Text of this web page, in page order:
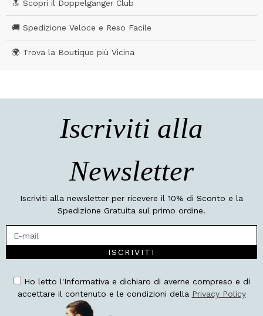
🔝 Scopri il Doppelgänger Club
🚚 Spedizione Veloce e Reso Facile
🌍 Trova la Boutique più Vicina
Iscriviti alla
Newsletter
Iscriviti alla newsletter per ricevere il 10% di Sconto e la
Spedizione Gratuita sul primo ordine.
ISCRIVITI
Ho letto l'Informativa e dichiaro di averne compreso e di
accettare il contenuto e le condizioni della Privacy Policy